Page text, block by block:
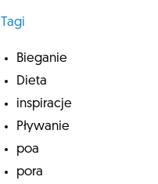
Tagi
Bieganie
Dieta
inspiracje
Pływanie
poa
pora